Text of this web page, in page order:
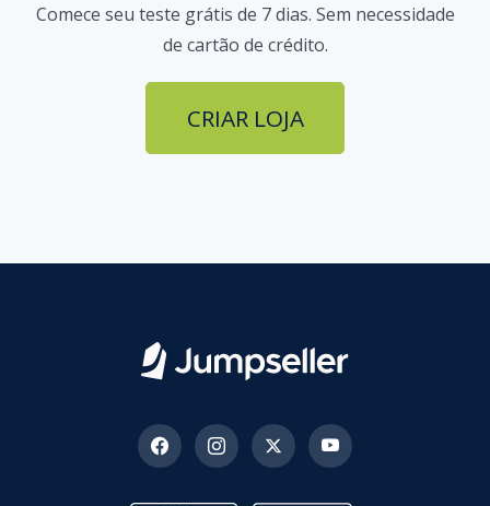
Comece seu teste grátis de 7 dias. Sem necessidade
de cartão de crédito.
CRIAR LOJA